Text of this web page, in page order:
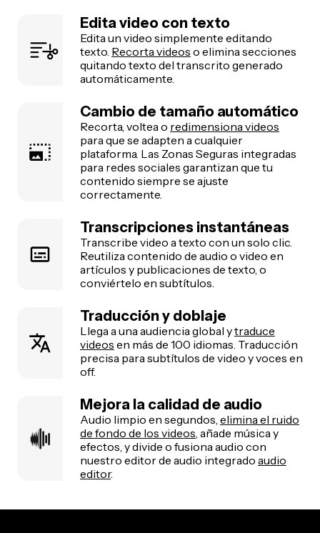
Edita video con texto
Edita un video simplemente editando
texto. Recorta videos o elimina secciones
quitando texto del transcrito generado
automáticamente.
Cambio de tamaño automático
Recorta, voltea o redimensiona videos
para que se adapten a cualquier
plataforma. Las Zonas Seguras integradas
para redes sociales garantizan que tu
contenido siempre se ajuste
correctamente.
Transcripciones instantáneas
Transcribe video a texto con un solo clic.
Reutiliza contenido de audio o video en
artículos y publicaciones de texto, o
conviértelo en subtítulos.
Traducción y doblaje
Llega a una audiencia global ytraduce
videos en más de 100 idiomas. Traducción
precisa para subtítulos de video y voces en
off.
Mejora la calidad de audio
Audio limpio en segundos, elimina el ruido
de fondo de los videos, añade música y
efectos, y divide o fusiona audio con
nuestro editor de audio integrado audio
editor.